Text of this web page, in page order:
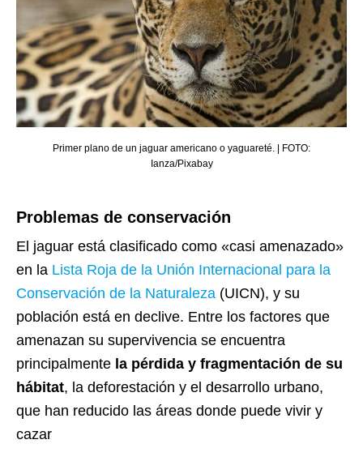
Primer plano de un jaguar americano o yaguareté. | FOTO:
Ianza/Pixabay
Problemas de conservación
El jaguar está clasificado como «casi amenazado»
en la Lista Roja de la Unión Internacional para la
Conservación de la Naturaleza (UICN), y su
población está en declive. Entre los factores que
amenazan su supervivencia se encuentra
principalmente la pérdida y fragmentación de su
hábitat, la deforestación y el desarrollo urbano,
que han reducido las áreas donde puede vivir y
cazar